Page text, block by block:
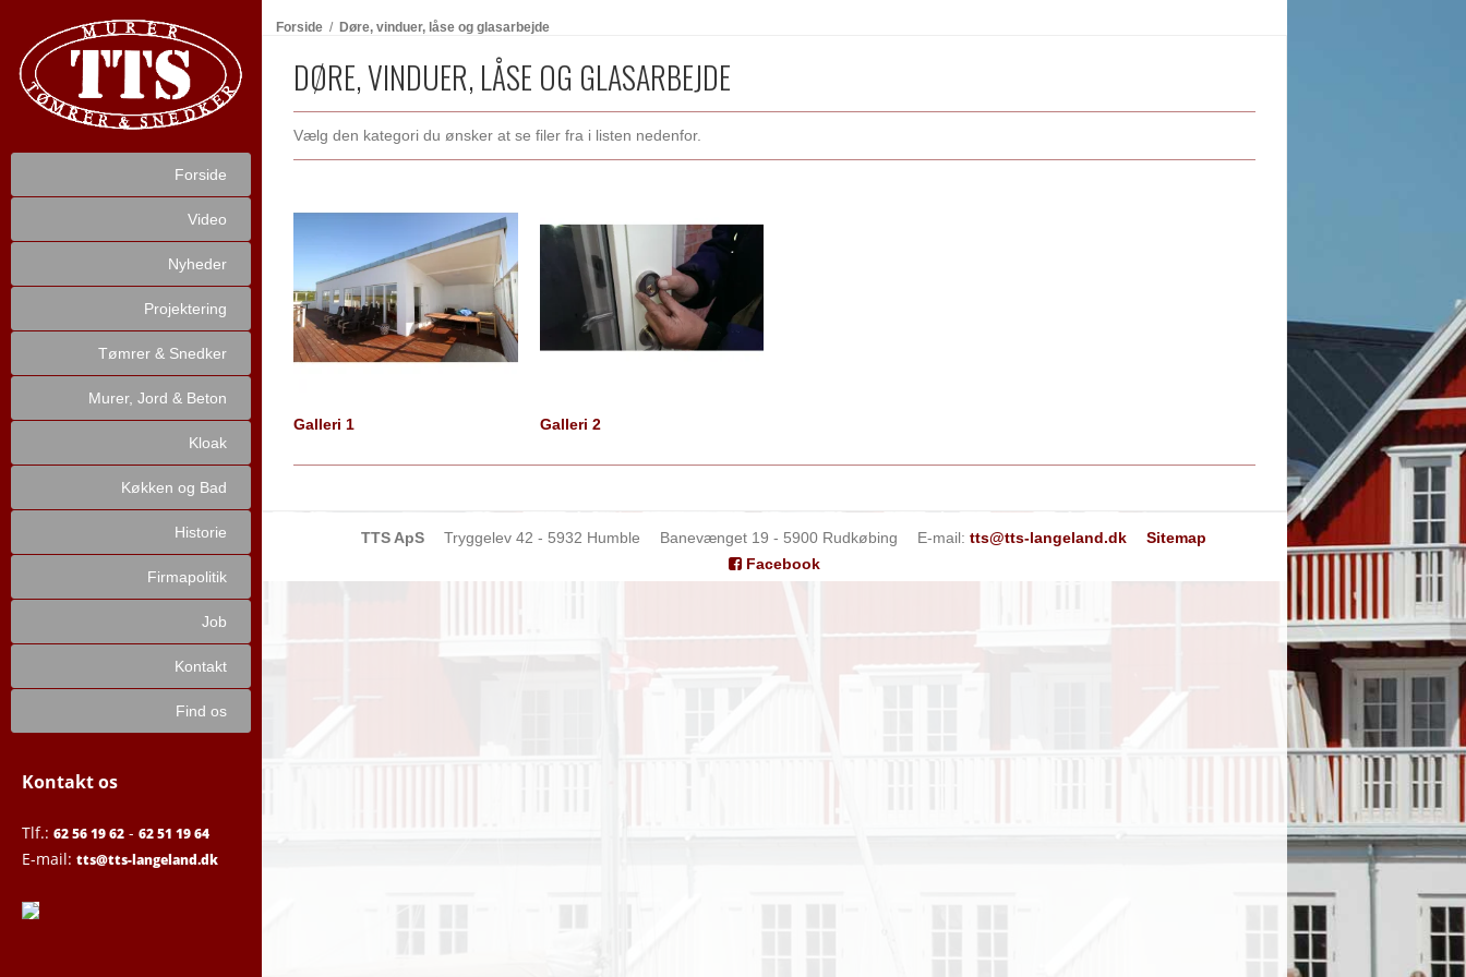
Forside
Video
Nyheder
Projektering
Tømrer & Snedker
Murer, Jord & Beton
Kloak
Køkken og Bad
Historie
Firmapolitik
Job
Kontakt
Find os
Kontakt os
Tlf.: 62 56 19 62 - 62 51 19 64
E-mail: tts@tts-langeland.dk
Forside / Døre, vinduer, låse og glasarbejde
DØRE, VINDUER, LÅSE OG GLASARBEJDE
Vælg den kategori du ønsker at se filer fra i listen nedenfor.
Galleri 1 Galleri 2
TTS ApS Tryggelev 42 - 5932 Humble Banevænget 19 - 5900 Rudkøbing E-mail: tts@tts-langeland.dk
Sitemap
Facebook